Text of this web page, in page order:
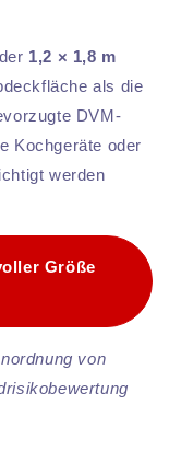
1,2 × 1,8 m
als die
DVM-
Kochgeräte oder
werden
Größe
von